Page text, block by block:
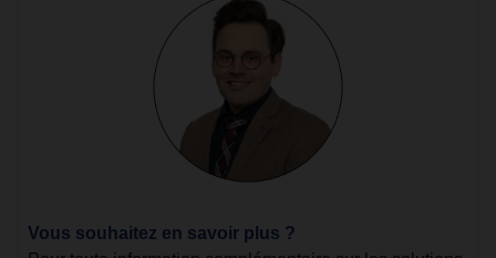
Vous souhaitez en savoir plus ?